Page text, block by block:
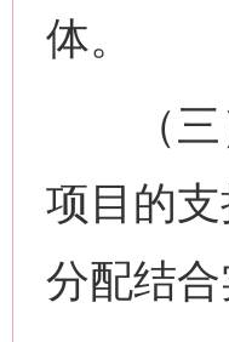
体。
（三）
项目的
分配结